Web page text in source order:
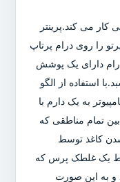
کار می کند.پرینتر
را روی درام پرتاپ
دارای یک پوشش
استفاده از الگو
به یک دارم با
تمام مناطقی که
کاغذ توسط
یک غلطک پرس که
و به این صورت